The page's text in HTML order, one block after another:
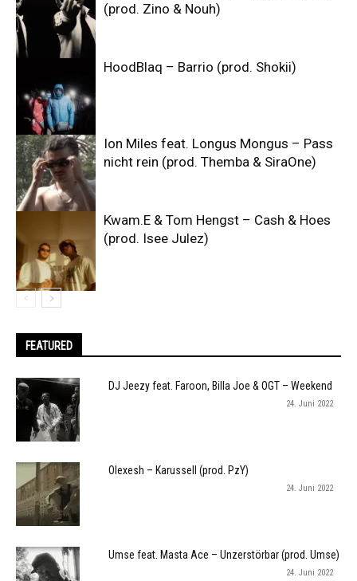
(prod. Zino & Nouh)
HoodBlaq – Barrio (prod. Shokii)
Ion Miles feat. Longus Mongus – Pass
nicht rein (prod. Themba & SiraOne)
Kwam.E & Tom Hengst – Cash & Hoes
(prod. Isee Julez)
FEATURED
DJ Jeezy feat. Faroon, Billa Joe & OGT – Weekend
24. Juni 2022
Olexesh – Karussell (prod. PzY)
24. Juni 2022
Umse feat. Masta Ace – Unzerstörbar (prod. Umse)
24. Juni 2022